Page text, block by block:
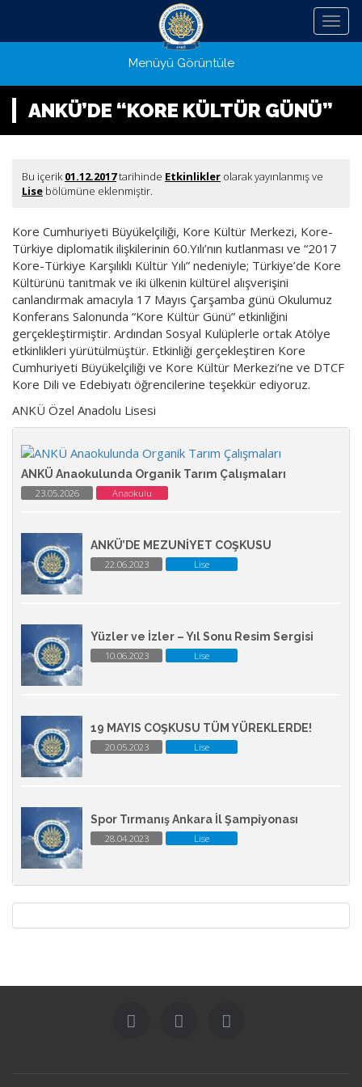
Menü
Menüyü Görüntüle
ANKÜ’DE “KORE KÜLTÜR GÜNÜ”
Bu içerik01.12.2017tarihinde Etkinlikler olarak yayınlanmış ve
Lise bölümüne eklenmiştir.
Kore Cumhuriyeti Büyükelçiliği, Kore Kültür Merkezi, Kore-
Türkiye diplomatik ilişkilerinin 60.Yılı’nın kutlanması ve “2017
Kore-Türkiye Karşılıklı Kültür Yılı” nedeniyle; Türkiye’de Kore
Kültürünü tanıtmak ve iki ülkenin kültürel alışverişini
canlandırmak amacıyla 17 Mayıs Çarşamba günü Okulumuz
Konferans Salonunda “Kore Kültür Günü” etkinliğini
gerçekleştirmiştir. Ardından Sosyal Kulüplerle ortak Atölye
etkinlikleri yürütülmüştür. Etkinliği gerçekleştiren Kore
Cumhuriyeti Büyükelçiliği ve Kore Kültür Merkezi’ne ve DTCF
Kore Dili ve Edebiyatı öğrencilerine teşekkür ediyoruz.
ANKÜ Özel Anadolu Lisesi
ANKÜ Anaokulunda Organik Tarım Çalışmaları
23.05.2026 Anaokulu
ANKÜ’DE MEZUNİYET COŞKUSU
22.06.2023 Lise
Yüzler ve İzler – Yıl Sonu Resim Sergisi
10.06.2023 Lise
19 MAYIS COŞKUSU TÜM YÜREKLERDE!
20.05.2023 Lise
Spor Tırmanış Ankara İl Şampiyonası
28.04.2023 Lise